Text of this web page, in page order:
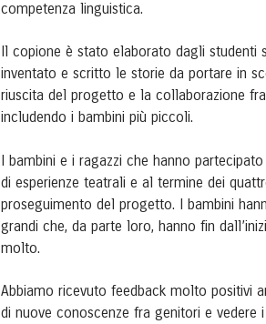
competenza linguistica.
Il copione è stato elaborato dagli
inventato e scritto le storie da portare in
riuscita del progetto e la collaborazione
includendo i bambini più piccoli.
I bambini e i ragazzi che hanno
di esperienze teatrali e al termine dei
proseguimento del progetto. I bambini
grandi che, da parte loro, hanno fin
molto.
Abbiamo ricevuto feedback molto positivi
di nuove conoscenze fra genitori e